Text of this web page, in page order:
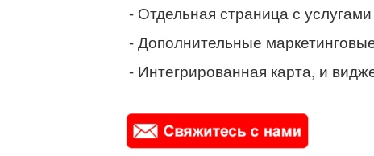
- Отдельная страница с
- Дополнительные
- Интегрированная карта, и